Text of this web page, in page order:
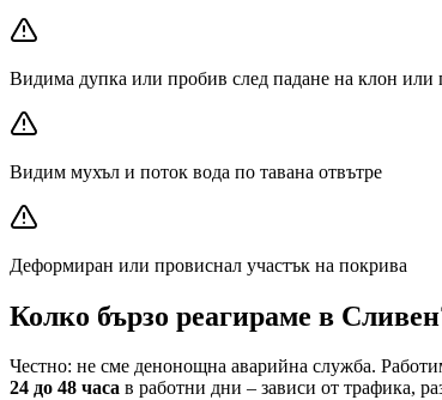
Видима дупка или пробив след падане на клон или
Видим мухъл и поток вода по тавана отвътре
Деформиран или провиснал участък на покрива
Колко бързо реагираме в Сливен
Честно: не сме денонощна аварийна служба.
24 до 48 часа в работни дни – зависи от трафика,